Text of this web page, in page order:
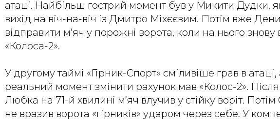
атаці. Найбільш гострий момент був у Микити Дудки,
вихід на віч-на-віч із Дмитро Міхєєвим. Потім вже
відправити м’яч у порожні ворота, коли на нього знову
«Колоса-2».
У другому таймі «Гірник-Спорт» сміливіше грав в
реальний момент змінити рахунок мав «Колос-2».
Любка на 71-й хвилині м’яч влучив у стійку воріт.
не вразив ворота «гірників» ударом через себе. У